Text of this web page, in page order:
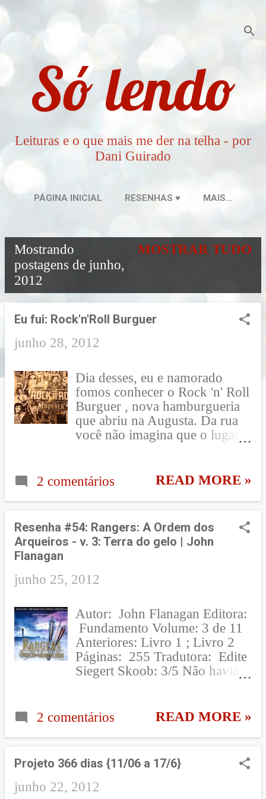
Só lendo
Leituras e o que mais me der na telha - por
Dani Guirado
PÁGINA INICIAL RESENHAS ♥ MAIS…
P
o
g
n
Mostrando
postagens de junho,
2012
MOSTRAR TUDO
Eu fui: Rock'n'Roll Burguer
junho 28, 2012
Dia desses, eu e namorado
fomos conhecer o Rock 'n' Roll
Burguer , nova hamburgueria
que abriu na Augusta. Da rua
você não imagina que o lugar é
se não prestar atenção! Ao
clima Rocker com as milhares
de músicas do estilo que tocam
sem parar (como não sou fã de
Rock, não saberia te dizer
Namorado me soprou algumas
Queen , essa última, pelo
menos, eu soube identificar!
rsrs), namorado inclusive falou
que eram aquelas músicas, rock
de verdade, que deveria tocar
na Kiss FM . A Hamburgueria
Rock! Para fã nenhum botar
defeito! Voltando ao lugar, ele
térreo que funciona tipo um
seu pedido no caixa e eles te
2 comentários READ MORE »
Resenha #54: Rangers: A Ordem dos
Arqueiros - v. 3: Terra do gelo | John
Flanagan
junho 25, 2012
Autor: John Flanagan Editora:
Fundamento Volume: 3 de 11
Anteriores: Livro 1 ; Livro 2
Páginas: 255 Tradutora: Edite
Siegert Skoob: 3/5 Não havia
era o frio. Inevitável,
menor faísca de calor em seu
mundo. [Will, p. 141] Esta
resenha terá spoilers do
segundo livro. Você termina o
2 comentários READ MORE »
Projeto 366 dias {11/06 a 17/6}
junho 22, 2012